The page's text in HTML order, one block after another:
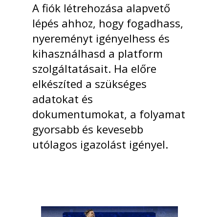
A fiók létrehozása alapvető
lépés ahhoz, hogy fogadhass,
nyereményt igényelhess és
kihasználhasd a platform
szolgáltatásait. Ha előre
elkészíted a szükséges
adatokat és
dokumentumokat, a folyamat
gyorsabb és kevesebb
utólagos igazolást igényel.